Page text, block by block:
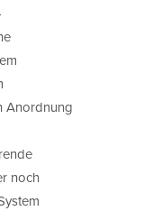
Anordnung
noch